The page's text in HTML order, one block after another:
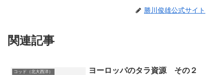
勝川俊雄公式サイト
関連記事
コッド（北大西洋）
ヨーロッパのタラ資源 その２